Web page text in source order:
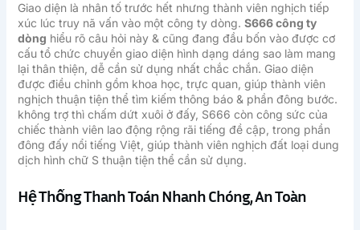
Giao diện là nhân tố trước hết nhưng thành viên nghịch tiếp
xúc lúc truy nã vấn vào một công ty dòng. S666 công ty
dòng hiểu rõ câu hỏi này & cũng đang đầu bốn vào được cơ
cấu tổ chức chuyển giao diện hình dạng dáng sao làm mang
lại thân thiện, dễ cần sử dụng nhất chắc chắn. Giao diện
được điều chỉnh gồm khoa học, trực quan, giúp thành viên
nghịch thuận tiện thể tìm kiếm thông báo & phần đông bước.
không trợ thì chấm dứt xuôi ở đấy, S666 còn công sức của
chiếc thành viên lao động rộng rãi tiếng đề cập, trong phần
đông đấy nổi tiếng Việt, giúp thành viên nghịch đất loại dung
dịch hình chữ S thuận tiện thể cần sử dụng.
Hệ Thống Thanh Toán Nhanh Chóng, An Toàn